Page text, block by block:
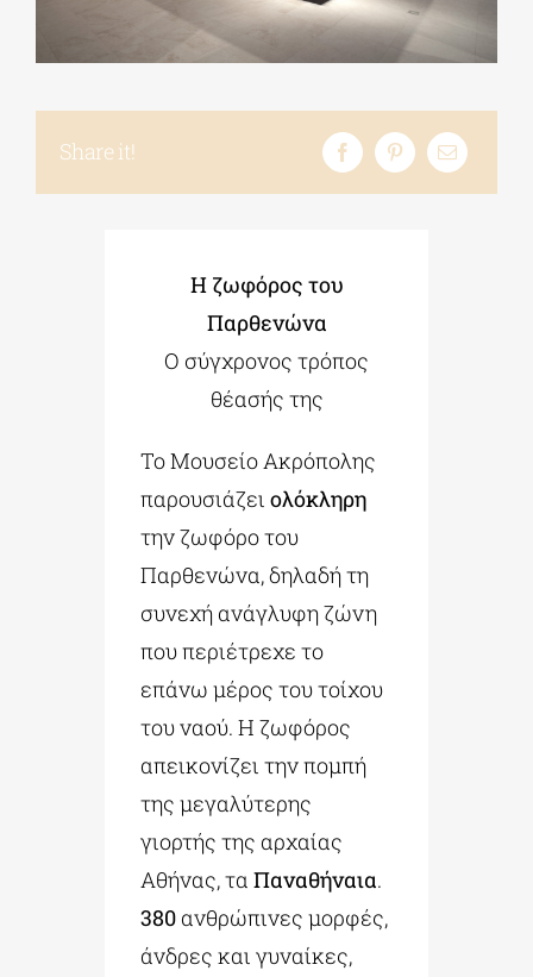
ΕΚΠΑΙΔΕΥΤΙΚΑ ΙΔΡΥΜΑΤΑ
Share it!
Η ζωφόρος του
Παρθενώνα
Ο σύγχρονος τρόπος
θέασής της
Το Μουσείο Ακρόπολης
παρουσιάζειολόκληρη
την ζωφόρο του
Παρθενώνα, δηλαδή τη
συνεχή ανάγλυφη ζώνη
που περιέτρεχε το
επάνω μέρος του τοίχου
του ναού. Η ζωφόρος
απεικονίζει την πομπή
της μεγαλύτερης
γιορτής της αρχαίας
Αθήνας, ταΠαναθήναια.
380 ανθρώπινες μορφές,
άνδρες και γυναίκες,